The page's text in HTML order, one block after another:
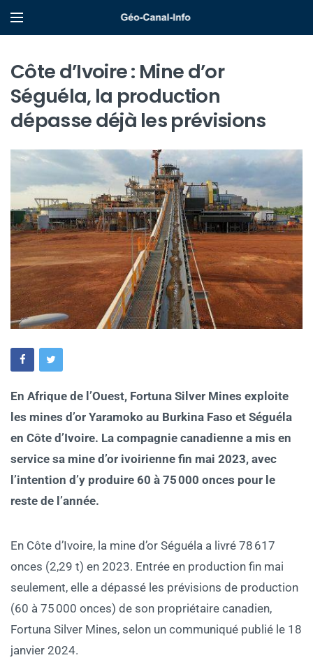
Côte d’Ivoire : Mine d’or
Séguéla, la production
dépasse déjà les prévisions
En Afrique de l’Ouest, Fortuna Silver Mines exploite
les mines d’or Yaramoko au Burkina Faso et Séguéla
en Côte d’Ivoire. La compagnie canadienne a mis en
service sa mine d’or ivoirienne fin mai 2023, avec
l’intention d’y produire 60 à 75 000 onces pour le
reste de l’année.
En Côte d’Ivoire, la mine d’or Séguéla a livré 78 617
onces (2,29 t) en 2023. Entrée en production fin mai
seulement, elle a dépassé les prévisions de production
(60 à 75 000 onces) de son propriétaire canadien,
Fortuna Silver Mines, selon un communiqué publié le 18
janvier 2024.